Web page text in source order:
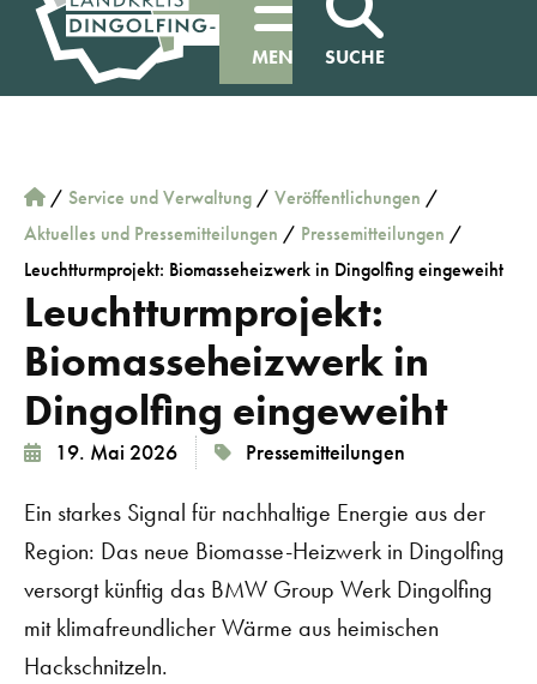
MENÜ SUCHE
/ Service und Verwaltung / Veröffentlichungen /
Aktuelles und Pressemitteilungen / Pressemitteilungen /
Leuchtturmprojekt: Biomasseheizwerk in Dingolfing eingeweiht
Leuchtturmprojekt:
Biomasseheizwerk in
Dingolfing eingeweiht
19. Mai 2026 Pressemitteilungen
Ein starkes Signal für nachhaltige Energie aus der
Region: Das neue Biomasse-Heizwerk in Dingolfing
versorgt künftig das BMW Group Werk Dingolfing
mit klimafreundlicher Wärme aus heimischen
Hackschnitzeln.